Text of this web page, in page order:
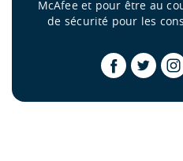
McAfee et pour être au
de sécurité pour les